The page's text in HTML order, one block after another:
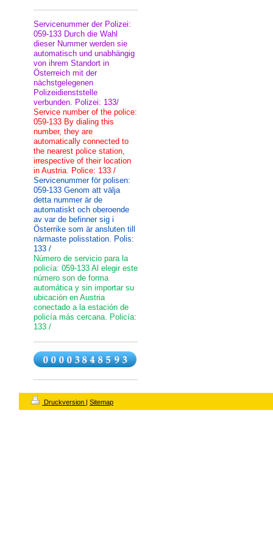
Servicenummer der Polizei:
059-133 Durch die Wahl
dieser Nummer werden sie
automatisch und unabhängig
von ihrem Standort in
Österreich mit der
nächstgelegenen
Polizeidienststelle
verbunden. Polizei: 133/
Service number of the police:
059-133 By dialing this
number, they are
automatically connected to
the nearest police station,
irrespective of their location
in Austria. Police: 133 /
Servicenummer för polisen:
059-133 Genom att välja
detta nummer är de
automatiskt och oberoende
av var de befinner sig i
Österrike som är ansluten till
närmaste polisstation. Polis:
133 /
Número de servicio para la
policía: 059-133 Al elegir este
número son de forma
automática y sin importar su
ubicación en Austria
conectado a la estación de
policía más cercana. Policía:
133 /
Druckversion | Sitemap